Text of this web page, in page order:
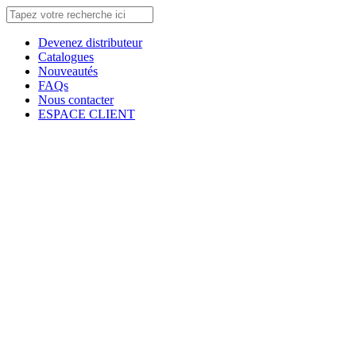
Devenez distributeur
Catalogues
Nouveautés
FAQs
Nous contacter
ESPACE CLIENT